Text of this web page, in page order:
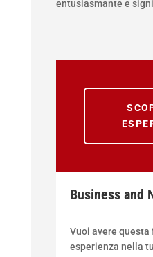
entusiasmante e
Business and
Vuoi avere
esperienza nella